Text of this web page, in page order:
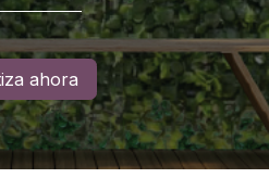
ahora